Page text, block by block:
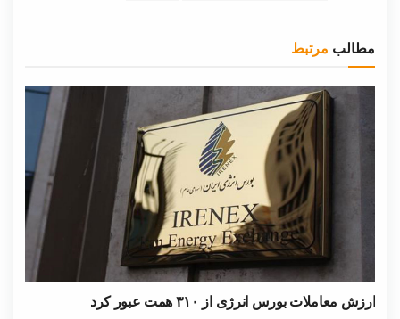
مطالب مرتبط
ارزش معاملات بورس انرژی از ۳۱۰ همت عبور کرد